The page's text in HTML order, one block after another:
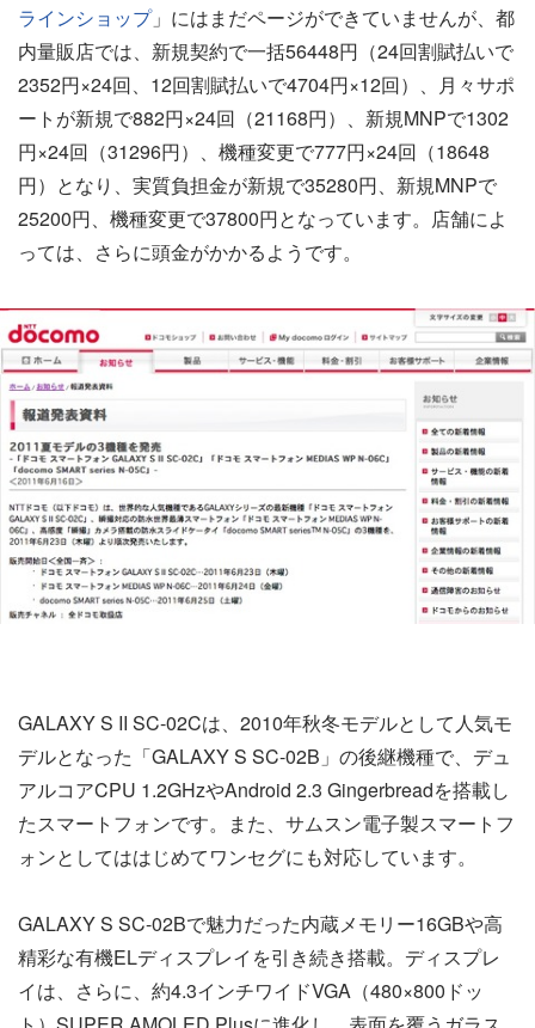
ラインショップ」にはまだページができていませんが、都
内量販店では、新規契約で一括56448円（24回割賦払いで
2352円×24回、12回割賦払いで4704円×12回）、月々サポ
ートが新規で882円×24回（21168円）、新規MNPで1302
円×24回（31296円）、機種変更で777円×24回（18648
円）となり、実質負担金が新規で35280円、新規MNPで
25200円、機種変更で37800円となっています。店舗によ
っては、さらに頭金がかかるようです。
GALAXY S II SC-02Cは、2010年秋冬モデルとして人気モ
デルとなった「GALAXY S SC-02B」の後継機種で、デュ
アルコアCPU 1.2GHzやAndroid 2.3 Gingerbreadを搭載し
たスマートフォンです。また、サムスン電子製スマートフ
ォンとしてははじめてワンセグにも対応しています。
GALAXY S SC-02Bで魅力だった内蔵メモリー16GBや高
精彩な有機ELディスプレイを引き続き搭載。ディスプレ
イは、さらに、約4.3インチワイドVGA（480×800ドッ